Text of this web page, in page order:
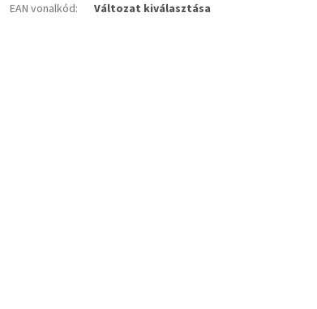
EAN vonalkód: Változat kiválasztása